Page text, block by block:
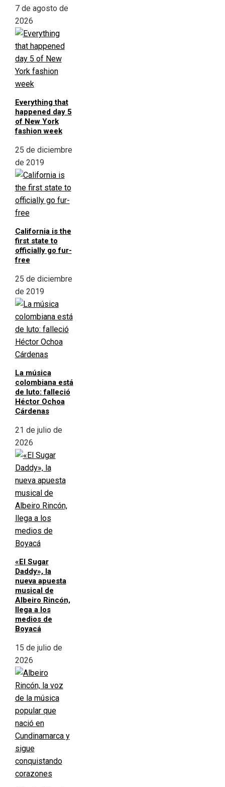
7 de agosto de
2026
Everything that
happened day 5
of New York
fashion week
25 de diciembre
de 2019
California is the
first state to
officially go fur-
free
25 de diciembre
de 2019
La música
colombiana está
de luto: falleció
Héctor Ochoa
Cárdenas
21 de julio de
2026
«El Sugar
Daddy», la
nueva apuesta
musical de
Albeiro Rincón,
llega a los
medios de
Boyacá
15 de julio de
2026